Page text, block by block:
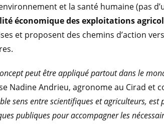
et la santé humaine (pas
économique des exploitations
et proposent des chemins d’action
peut être appliqué partout dans le
Nadine Andrieu, agronome au Cirad et
sens entre scientifiques et agriculteurs,
publiques pour accompagner les